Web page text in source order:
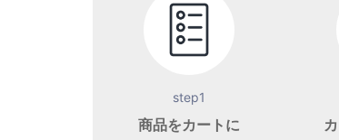
step1
商品をカートに